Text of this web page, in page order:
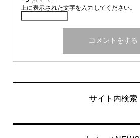
上に表示された文字を入力してください。
サイト内検索